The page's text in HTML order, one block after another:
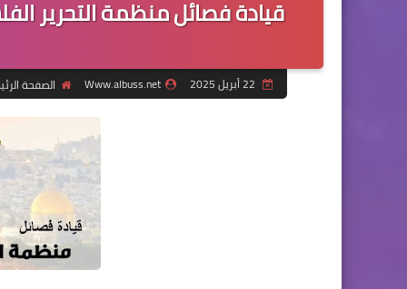
قيادة فصائل منظمة التحرير
Www.albuss.net الصفحة